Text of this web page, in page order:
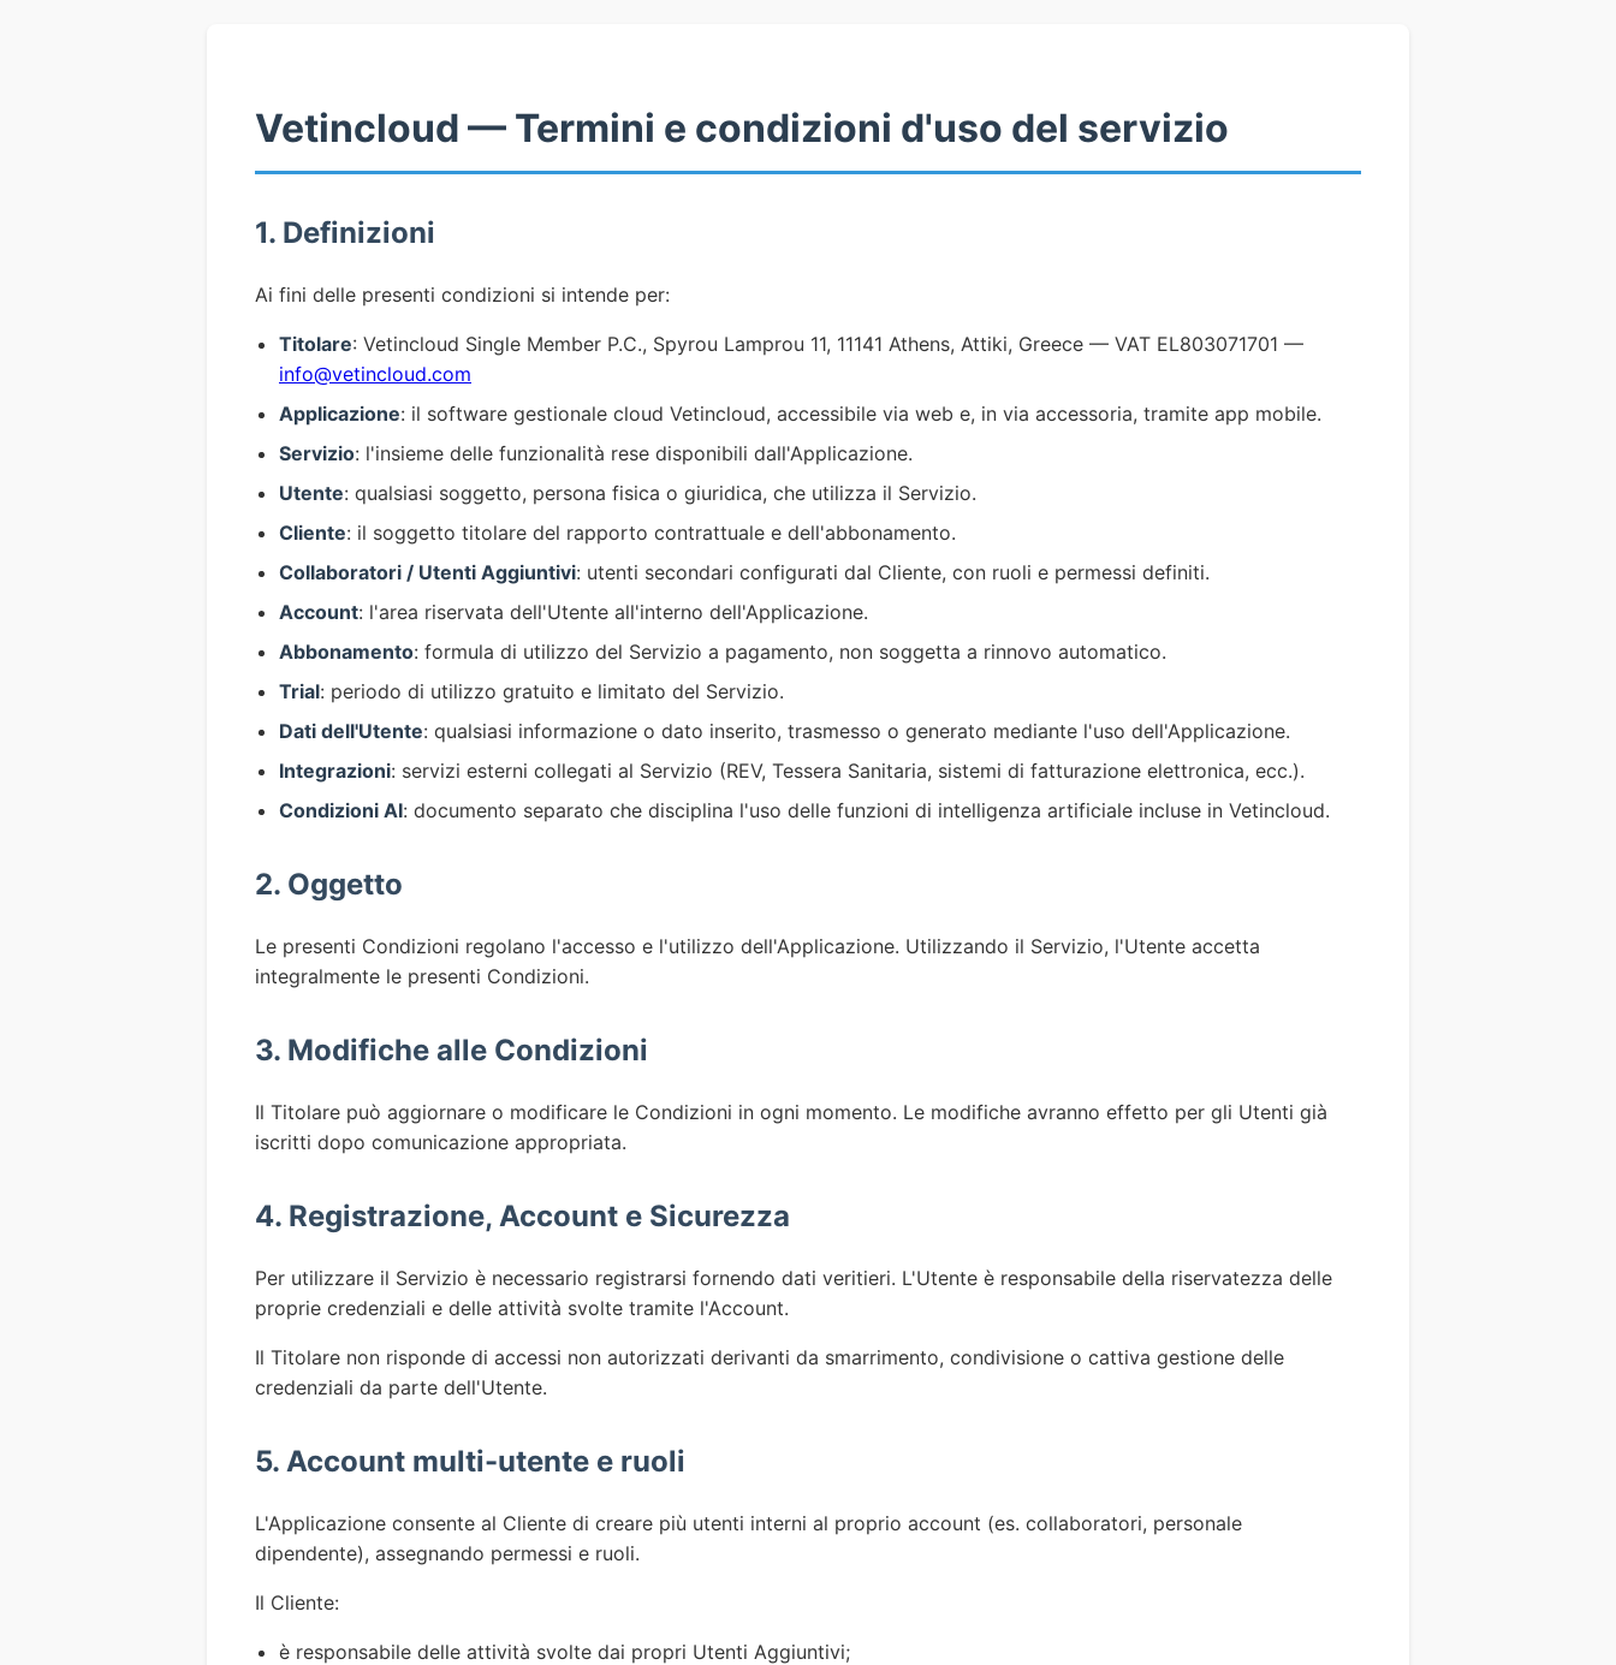
Vetincloud — Termini e condizioni d'uso del servizio
1. Definizioni
Ai fini delle presenti condizioni si intende per:
Titolare: Vetincloud Single Member P.C., Spyrou Lamprou 11, 11141 Athens, Attiki, Greece — VAT EL803071701 —
info@vetincloud.com
Applicazione: il software gestionale cloud Vetincloud, accessibile via web e, in via accessoria, tramite app mobile.
Servizio: l'insieme delle funzionalità rese disponibili dall'Applicazione.
Utente: qualsiasi soggetto, persona fisica o giuridica, che utilizza il Servizio.
Cliente: il soggetto titolare del rapporto contrattuale e dell'abbonamento.
Collaboratori / Utenti Aggiuntivi: utenti secondari configurati dal Cliente, con ruoli e permessi definiti.
Account: l'area riservata dell'Utente all'interno dell'Applicazione.
Abbonamento: formula di utilizzo del Servizio a pagamento, non soggetta a rinnovo automatico.
Trial: periodo di utilizzo gratuito e limitato del Servizio.
Dati dell'Utente: qualsiasi informazione o dato inserito, trasmesso o generato mediante l'uso dell'Applicazione.
Integrazioni: servizi esterni collegati al Servizio (REV, Tessera Sanitaria, sistemi di fatturazione elettronica, ecc.).
Condizioni AI: documento separato che disciplina l'uso delle funzioni di intelligenza artificiale incluse in Vetincloud.
2. Oggetto
Le presenti Condizioni regolano l'accesso e l'utilizzo dell'Applicazione. Utilizzando il Servizio, l'Utente accetta
integralmente le presenti Condizioni.
3. Modifiche alle Condizioni
Il Titolare può aggiornare o modificare le Condizioni in ogni momento. Le modifiche avranno effetto per gli Utenti già
iscritti dopo comunicazione appropriata.
4. Registrazione, Account e Sicurezza
Per utilizzare il Servizio è necessario registrarsi fornendo dati veritieri. L'Utente è responsabile della riservatezza delle
proprie credenziali e delle attività svolte tramite l'Account.
Il Titolare non risponde di accessi non autorizzati derivanti da smarrimento, condivisione o cattiva gestione delle
credenziali da parte dell'Utente.
5. Account multi-utente e ruoli
L'Applicazione consente al Cliente di creare più utenti interni al proprio account (es. collaboratori, personale
dipendente), assegnando permessi e ruoli.
Il Cliente:
è responsabile delle attività svolte dai propri Utenti Aggiuntivi;